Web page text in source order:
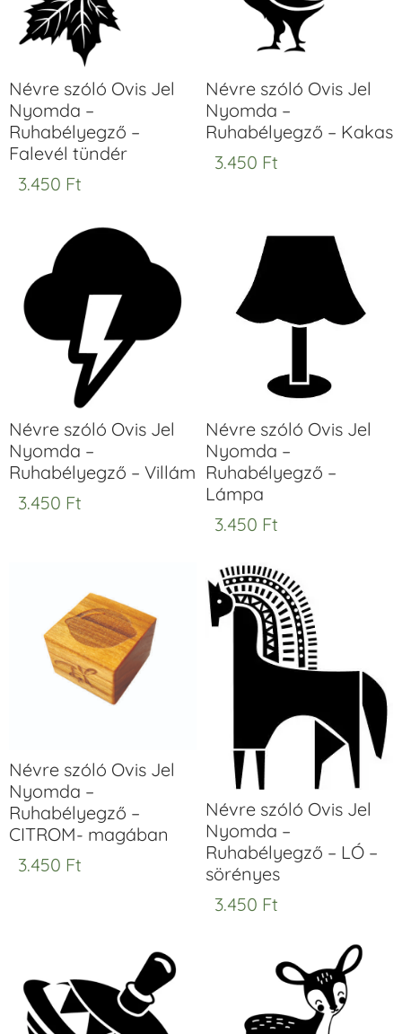
Névre szóló Ovis Jel
Nyomda –
Ruhabélyegző –
Falevél tündér
3.450 Ft
Névre szóló Ovis Jel
Nyomda –
Ruhabélyegző – Kakas
3.450 Ft
Névre szóló Ovis Jel
Nyomda –
Ruhabélyegző – Villám
3.450 Ft
Névre szóló Ovis Jel
Nyomda –
Ruhabélyegző –
Lámpa
3.450 Ft
Névre szóló Ovis Jel
Nyomda –
Ruhabélyegző –
CITROM- magában
3.450 Ft
Névre szóló Ovis Jel
Nyomda –
Ruhabélyegző – LÓ –
sörényes
3.450 Ft